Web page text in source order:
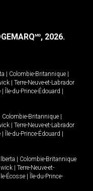
MD, 2026.
Colombie-Britannique
Terre-Neuve-et-Labrador
Île-du-Prince-Édouard
Colombie-Britannique
Terre-Neuve-et-Labrador
Île-du-Prince-Édouard
Colombie-Britannique
Terre-Neuve-et-
Écosse
Île-du-Prince-